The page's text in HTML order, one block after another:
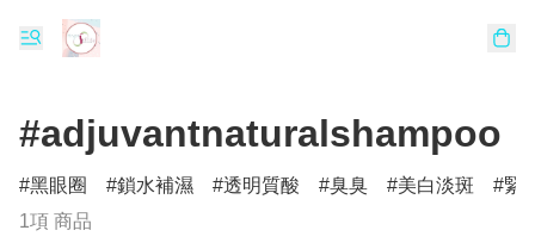
#adjuvantnaturalshampoo
黑眼圈 鎖水補濕 透明質酸 臭臭 美白淡斑
緊
1項 商品